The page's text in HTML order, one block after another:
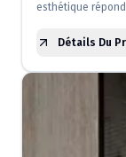
esthétique
Détails Du